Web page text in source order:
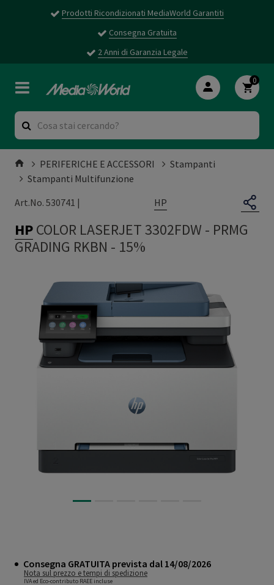
Prodotti Ricondizionati MediaWorld Garantiti
Consegna Gratuita
2 Anni di Garanzia Legale
0
PERIFERICHE E ACCESSORI
Stampanti
Stampanti Multifunzione
Art.No. 530741 |
HP
HPCOLOR LASERJET 3302FDW - PRMG
GRADING RKBN - 15%
Consegna GRATUITA prevista dal 14/08/2026
Nota sul prezzo e tempi di spedizione
IVA ed Eco-contributo RAEE incluse